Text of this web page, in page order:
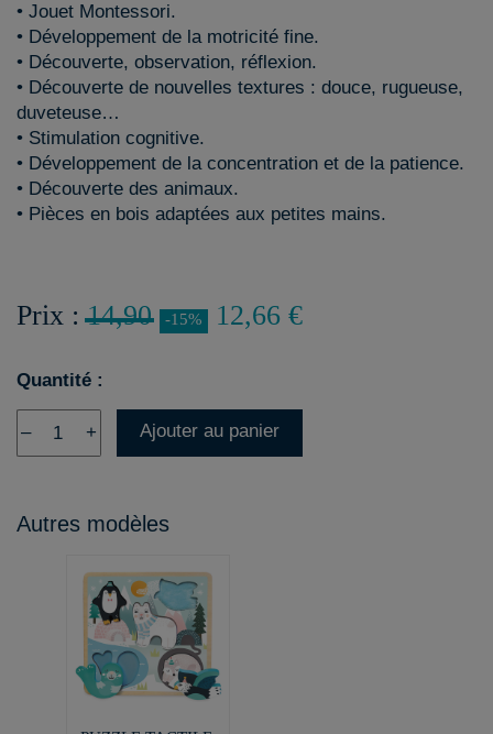
• Jouet Montessori.
• Développement de la motricité fine.
• Découverte, observation, réflexion.
• Découverte de nouvelles textures : douce, rugueuse,
duveteuse…
• Stimulation cognitive.
• Développement de la concentration et de la patience.
• Découverte des animaux.
• Pièces en bois adaptées aux petites mains.
Prix :14,90 -15% 12,66 €
Quantité :
– + Ajouter au panier
Autres modèles